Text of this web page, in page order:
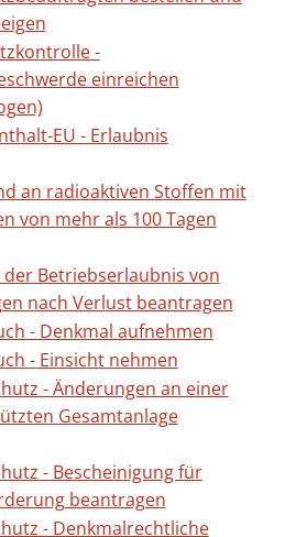
-
einreichen
EU - Erlaubnis
an radioaktiven Stoffen mit
von mehr als 100 Tagen
der Betriebserlaubnis von
nach Verlust beantragen
- Denkmal aufnehmen
- Einsicht nehmen
- Änderungen an einer
Gesamtanlage
- Bescheinigung für
beantragen
- Denkmalrechtliche